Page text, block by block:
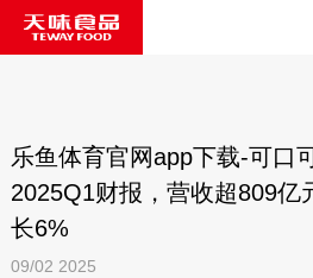
乐鱼体育官网app下载-可口
2025Q1财报，营收超809亿
长6%
09/02 2025